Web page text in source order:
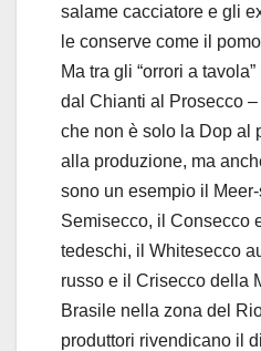
salame cacciatore e gli
le conserve come il
Ma tra gli “orrori a
dal Chianti al Prosecco
che non è solo la Dop al
alla produzione, ma
sono un esempio il
Semisecco, il Consecco
tedeschi, il Whitesecco
russo e il Crisecco della
Brasile nella zona del
produttori rivendicano il